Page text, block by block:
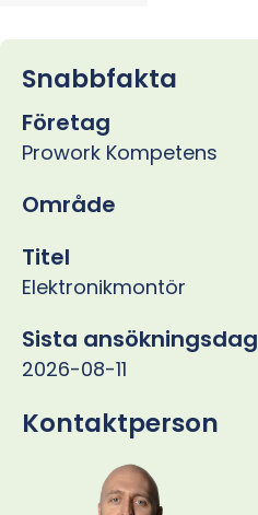
Snabbfakta
Företag
Prowork Kompetens
Område
Titel
Elektronikmontör
Sista ansökningsdag
2026-08-11
Kontaktperson